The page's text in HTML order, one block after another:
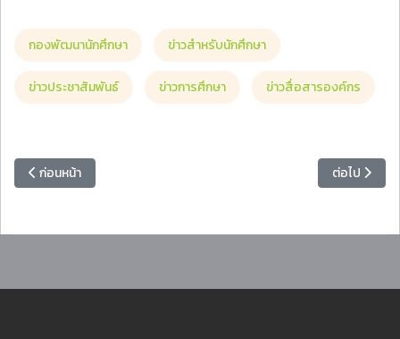
กองพัฒนานักศึกษา ข่าวสำหรับนักศึกษา
ข่าวประชาสัมพันธ์ ข่าวการศึกษา ข่าวสื่อสารองค์กร
เนื้อหาก่อนหน้า: ประกาศรายชื่อผู้สอบผ่านการคัดเลือกระดับชั้นมัธยมศึก
ก่อนหน้า เนื้อหาถัดไ
ต่อไป